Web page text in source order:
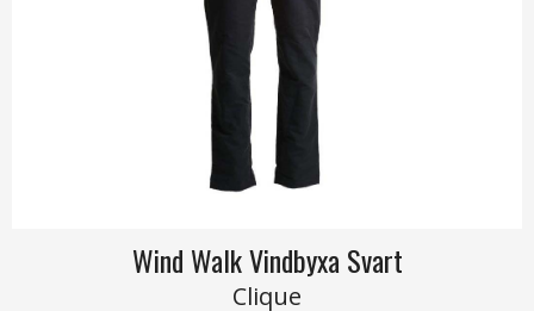
Wind Walk Vindbyxa Svart
Clique